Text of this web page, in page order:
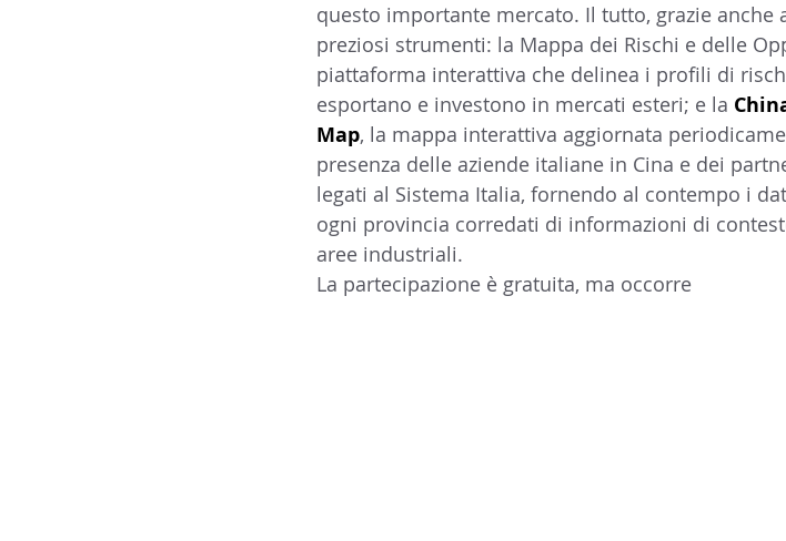
17 - ASSOCIAZIONI 18 - MAPPE ITALIANI ALL'ESTERO
20 - AMERICA 21 - AMERICA-CENTRO 22 -
24 - ASIA 25 - OCEANIA 26 - POLITICA 28 -
30 - LAVORO 31 - ICE ISTITUTO COMMERCIO ESTERO
questo importante mercato. Il tutto, grazie anche
preziosi strumenti: la Mappa dei Rischi e delle
piattaforma interattiva che delinea i profili di
esportano e investono in mercati esteri; e la
Map, la mappa interattiva aggiornata
presenza delle aziende italiane in Cina e dei
legati al Sistema Italia, fornendo al contempo i
ogni provincia corredati di informazioni di
aree industriali.
La partecipazione è gratuita, ma occorre